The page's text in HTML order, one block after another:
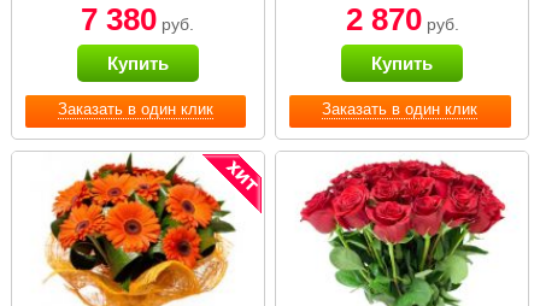
Заказать в один клик
7 380 руб.
Купить
Заказать в один клик
2 870руб.
Купить